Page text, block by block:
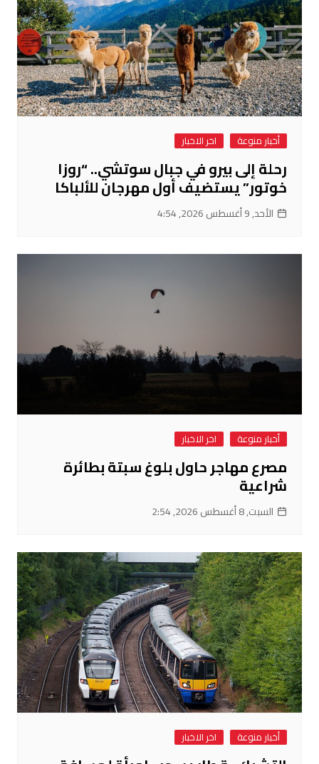
أخبار منوعة اخر الاخبار
رحلة إلى بيرو في جبال سوتشي.. “روزا
خوتور” يستضيف أول مهرجان للألباكا
الأحد, 9 أغسطس 2026, 4:54
أخبار منوعة اخر الاخبار
مصرع مهاجر حاول بلوغ سبتة بطائرة
شراعية
السبت, 8 أغسطس 2026, 2:54
أخبار منوعة اخر الاخبار